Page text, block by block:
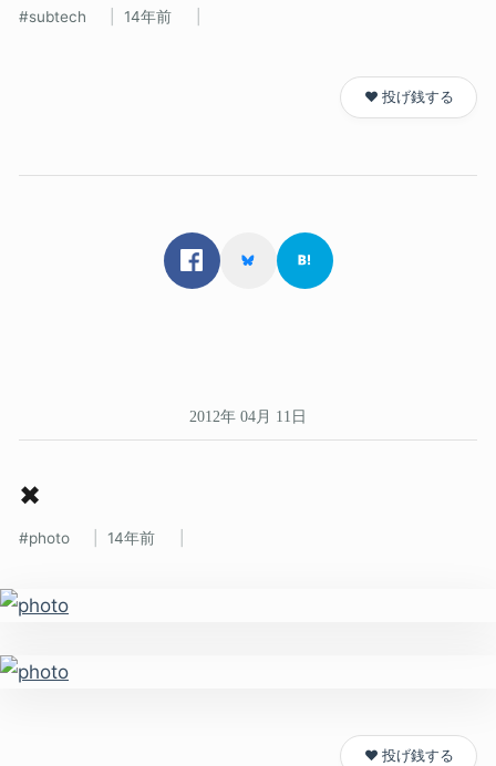
subtech 14年前
❤️ 投げ銭する
2012年 04月 11日
✖
photo 14年前
❤️ 投げ銭する